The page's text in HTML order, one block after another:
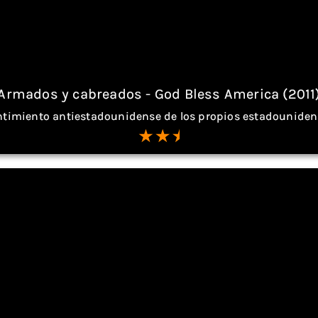
y cabreados - God Bless America
antiestadounidense de los propios